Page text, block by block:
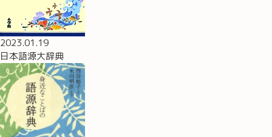
2023.01.19
日本語源大辞典